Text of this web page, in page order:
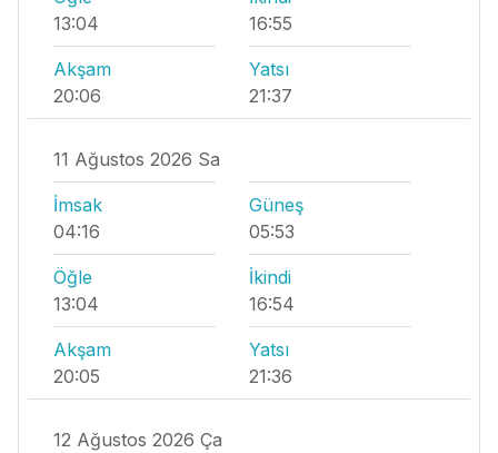
13:04
16:55
Akşam
20:06
Yatsı
21:37
11 Ağustos 2026 Sa
İmsak
04:16
Güneş
05:53
Öğle
13:04
İkindi
16:54
Akşam
20:05
Yatsı
21:36
12 Ağustos 2026 Ça